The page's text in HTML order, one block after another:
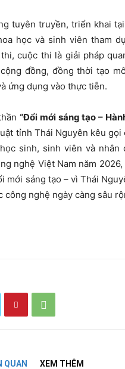
tuyên truyền, triển khai tại
học và sinh viên tham
cuộc thi là giải pháp
đồng, đồng thời tạo
ứng dụng vào thực tiễn.
“Đổi mới sáng tạo –
tỉnh Thái Nguyên kêu
sinh, sinh viên và
nghệ Việt Nam năm
mới sáng tạo – vì Thái
công nghệ ngày càng sâu
QUAN XEM THÊM